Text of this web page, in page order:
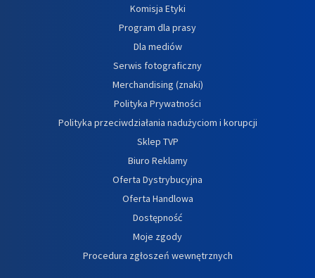
Komisja Etyki
Program dla prasy
Dla mediów
Serwis fotograficzny
Merchandising (znaki)
Polityka Prywatności
Polityka przeciwdziałania nadużyciom i korupcji
Sklep TVP
Biuro Reklamy
Oferta Dystrybucyjna
Oferta Handlowa
Dostępność
Moje zgody
Procedura zgłoszeń wewnętrznych